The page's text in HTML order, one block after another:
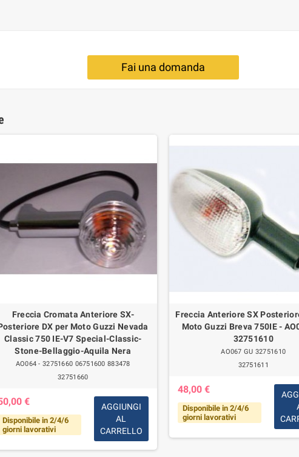
Fai una domanda
Freccia Cromata Anteriore SX-
DX per Moto Guzzi Nevada
Classic 750 IE-V7 Special-Classic-
Stone-Bellaggio-Aquila Nera
AO064 - 32751660 06751600 883478
32751660
€
Disponibile in 2/4/6
giorni lavorativi
AGGIUNGI
AL
CARRELLO
Freccia Anteriore SX
Moto Guzzi Breva 750IE -
32751610
AO067 GU 32751610
32751611
48,00 €
Disponibile in 2/4/6
giorni lavorativi